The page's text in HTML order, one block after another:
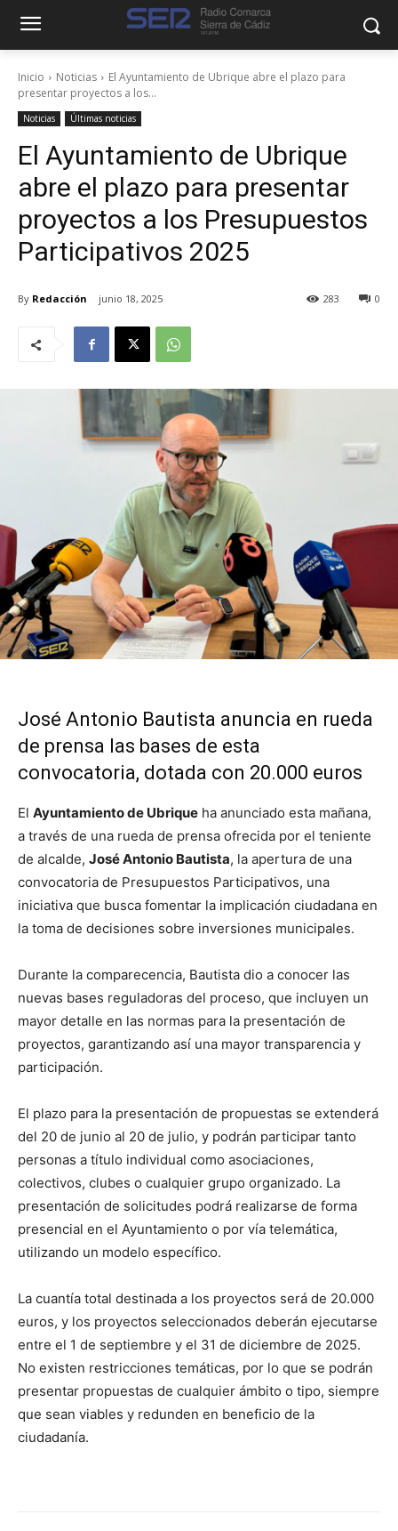
Inicio Noticias
El Ayuntamiento de Ubrique abre el plazo para
presentar proyectos a los...
Noticias Últimas noticias
El Ayuntamiento de Ubrique
abre el plazo para presentar
proyectos a los Presupuestos
Participativos 2025
By Redacción junio 18, 2025 0
283
José Antonio Bautista anuncia en rueda
de prensa las bases de esta
convocatoria, dotada con 20.000 euros
El Ayuntamiento de Ubrique ha anunciado esta mañana,
a través de una rueda de prensa ofrecida por el teniente
de alcalde, José Antonio Bautista, la apertura de una
convocatoria de Presupuestos Participativos, una
iniciativa que busca fomentar la implicación ciudadana en
la toma de decisiones sobre inversiones municipales.
Durante la comparecencia, Bautista dio a conocer las
nuevas bases reguladoras del proceso, que incluyen un
mayor detalle en las normas para la presentación de
proyectos, garantizando así una mayor transparencia y
participación.
El plazo para la presentación de propuestas se extenderá
del 20 de junio al 20 de julio, y podrán participar tanto
personas a título individual como asociaciones,
colectivos, clubes o cualquier grupo organizado. La
presentación de solicitudes podrá realizarse de forma
presencial en el Ayuntamiento o por vía telemática,
utilizando un modelo específico.
La cuantía total destinada a los proyectos será de 20.000
euros, y los proyectos seleccionados deberán ejecutarse
entre el 1 de septiembre y el 31 de diciembre de 2025.
No existen restricciones temáticas, por lo que se podrán
presentar propuestas de cualquier ámbito o tipo, siempre
que sean viables y redunden en beneficio de la
ciudadanía.